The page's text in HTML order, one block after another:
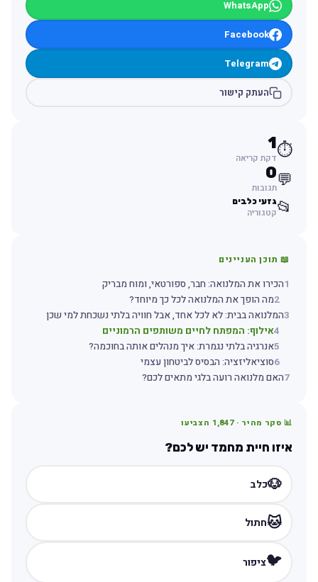
WhatsApp
Facebook
Telegram
העתק קישור
⏱️
1
דקת קריאה
💬
0
תגובות
📂גזעי כלבים
קטגוריה
📖 תוכן העניינים
הכירו את המלנואה: חבר, ספורטאי, ומוח מבריק
2מה הופך את המלנואה לכל כך מיוחד?
המלנואה בבית: לא לכל אחד, אבל חוויה בלתי נשכחת למי שכן
אילוף: המפתח לחיים משותפים הרמוניים
אנרגיה בלתי נגמרת: איך מנהלים אותה בחוכמה?
6סוציאליזציה: הבסיס לביטחון עצמי
7האם מלנואה רועה בלגי מתאים לכם?
📊 סקר מהיר · 1,847הצביעו
איזו חיית מחמד יש לכם?
🐶כלב
🐱חתול
🐦ציפור